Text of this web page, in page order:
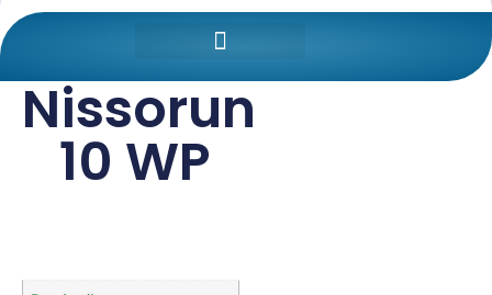
/ Nissorun 10 WP
Nissorun
10 WP